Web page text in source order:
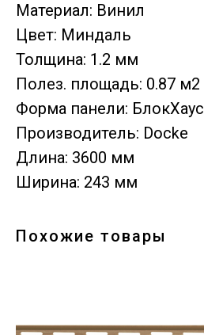
Материал: Винил
Цвет: Миндаль
Толщина: 1.2 мм
Полез. площадь: 0.87 м2
Форма панели: БлокХаус
Производитель: Docke
Длина: 3600 мм
Ширина: 243 мм
Похожие товары